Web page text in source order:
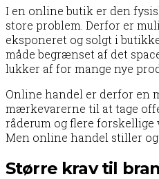
I en online butik er den
store problem. Derfor er
eksponeret og solgt i
måde begrænset af det
lukker af for mange nye
Online handel er derfor en
mærkevarerne til at tage
råderum og flere forskellige
Men online handel stiller
Større krav til